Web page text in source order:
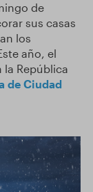
de
sus casas
los
año, el
la República
de Ciudad